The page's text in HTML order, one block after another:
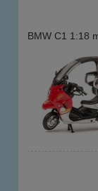
BMW C1 1:18